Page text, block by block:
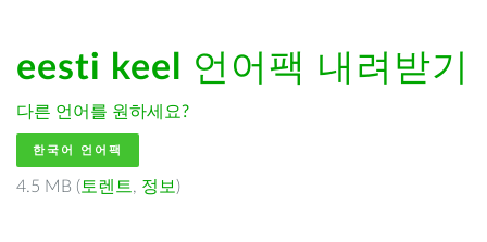
eesti keel 언어팩 내려받기
다른 언어를 원하세요?
한국어 언어팩
4.5 MB ( 토렌트, 정보 )